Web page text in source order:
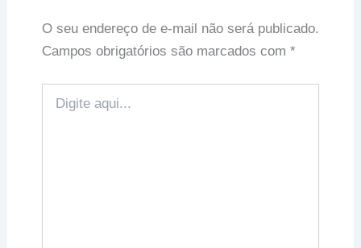
O seu endereço de e-mail não será publicado.
Campos obrigatórios são marcados com *
aqui...